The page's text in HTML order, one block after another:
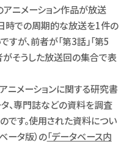
アニメーション作品が放送
時での周期的な放送を1件の
すが、前者が「第3話」「第5
がそうした放送回の集合で表
ニメーションに関する研究書
、専門誌などの資料を調査
です。使用された資料につい
ータ版）の「データベース内